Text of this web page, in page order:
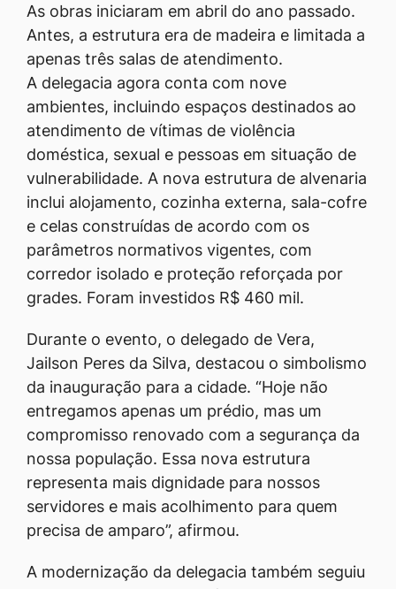
As obras iniciaram em abril do ano passado.
Antes, a estrutura era de madeira e limitada a
apenas três salas de atendimento.
A delegacia agora conta com nove
ambientes, incluindo espaços destinados ao
atendimento de vítimas de violência
doméstica, sexual e pessoas em situação de
vulnerabilidade. A nova estrutura de alvenaria
inclui alojamento, cozinha externa, sala-cofre
e celas construídas de acordo com os
parâmetros normativos vigentes, com
corredor isolado e proteção reforçada por
grades. Foram investidos R$ 460 mil.
Durante o evento, o delegado de Vera,
Jailson Peres da Silva, destacou o simbolismo
da inauguração para a cidade. “Hoje não
entregamos apenas um prédio, mas um
compromisso renovado com a segurança da
nossa população. Essa nova estrutura
representa mais dignidade para nossos
servidores e mais acolhimento para quem
precisa de amparo”, afirmou.
A modernização da delegacia também seguiu